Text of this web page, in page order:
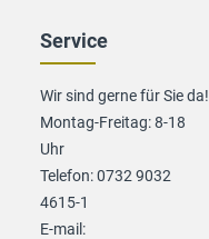
Service
Wir sind gerne für Sie da!
Montag-Freitag: 8-18
Uhr
Telefon: 0732 9032
4615-1
E-mail: